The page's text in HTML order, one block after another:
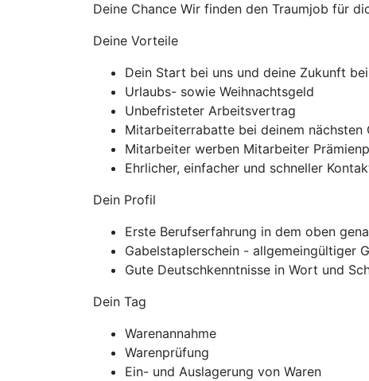
Deine Chance Wir finden den Traumjob für
Deine Vorteile
Dein Start bei uns und deine Zukunft
Urlaubs- sowie Weihnachtsgeld
Unbefristeter Arbeitsvertrag
Mitarbeiterrabatte bei deinem nächsten
Mitarbeiter werben Mitarbeiter
Ehrlicher, einfacher und schneller
Dein Profil
Erste Berufserfahrung in dem oben
Gabelstaplerschein - allgemeingültiger
Gute Deutschkenntnisse in Wort und
Dein Tag
Warenannahme
Warenprüfung
Ein- und Auslagerung von Waren